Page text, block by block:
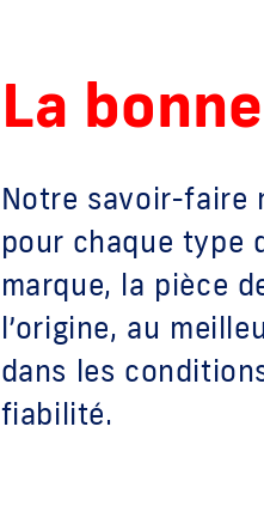
La
Notre savoir-faire
pour chaque type
marque, la pièce
l’origine, au
dans les
fiabilité.